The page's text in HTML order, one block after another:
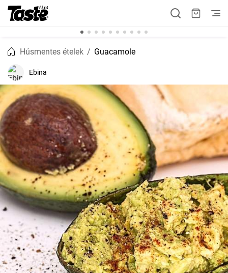
Húsmentes ételek Guacamole
Ebina